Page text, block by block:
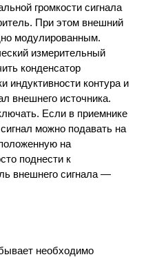
громкости сигнала
При этом внешний
модулированным.
измерительный
конденсатор
индуктивности контура и
внешнего источника.
Если в приемнике
можно подавать на
на
поднести к
внешнего сигнала —
необходимо